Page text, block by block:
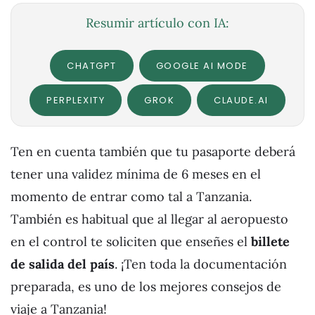
Resumir artículo con IA:
CHATGPT GOOGLE AI MODE
PERPLEXITY GROK CLAUDE.AI
Ten en cuenta también que tu pasaporte deberá
tener una validez mínima de 6 meses en el
momento de entrar como tal a Tanzania.
También es habitual que al llegar al aeropuesto
en el control te soliciten que enseñes el billete
de salida del país. ¡Ten toda la documentación
preparada, es uno de los mejores consejos de
viaje a Tanzania!